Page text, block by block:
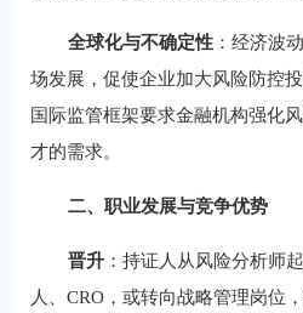
全球化与不确定性：经济波
场发展，促使企业加大风险防控
国际监管框架要求金融机构强化
才的需求。
二、职业发展与竞争优势
晋升：持证人从风险分析师
人、CRO，或转向战略管理岗位